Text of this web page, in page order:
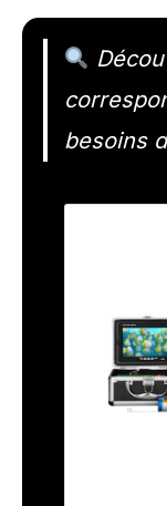
besoins